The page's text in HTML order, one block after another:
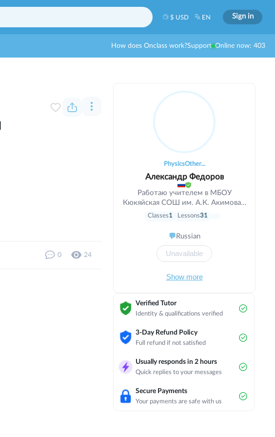
EN
$ USD Sign in
How does Onclass work?Support Online now: 403
0 24
PhysicsOther...
Александр Федоров
Работаю учителем в МБОУ
Кюкяйская СОШ им. А.К. Акимова с
2003 года. Имею 1-ю
настоящее время преподаю физику
Classes1 Lessons31
💬Russian
Unavailable
Show more
Verified Tutor
Identity & qualifications verified
3-Day Refund Policy
Full refund if not satisfied
Usually responds in 2 hours
Quick replies to your messages
Secure Payments
Your payments are safe with us